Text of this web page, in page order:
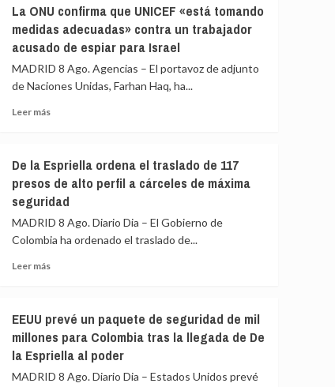
horas
atención
médica
Bolsonaro
vuelve
a
corruptos
a
afirma
que
sienten
de
que
La ONU confirma que UNICEF «está tomando
medidas adecuadas» contra un trabajador
acusado de espiar para Israel
MADRID 8 Ago. Agencias – El portavoz de adjunto
de Naciones Unidas, Farhan Haq, ha...
Leer másLeer
ONU
confirma
que
«está
tomando
trabajador
acusado
de
para
De la Espriella ordena el traslado de 117
presos de alto perfil a cárceles de máxima
seguridad
MADRID 8 Ago. Diario Dia – El Gobierno de
Colombia ha ordenado el traslado de...
Leer másLeer
la
Espriella
ordena
traslado
EEUU prevé un paquete de seguridad de mil
millones para Colombia tras la llegada de De
la Espriella al poder
MADRID 8 Ago. Diario Dia – Estados Unidos prevé